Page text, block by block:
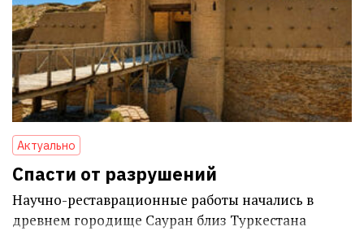
Актуально
Спасти от разрушений
Научно-реставрационные работы начались в
древнем городище Сауран близ Туркестана